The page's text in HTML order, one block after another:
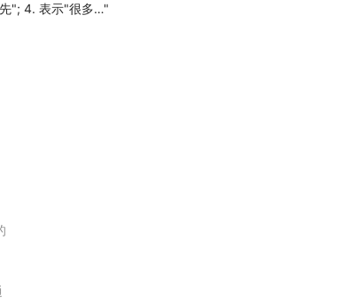
after the injury the peripheral nerves.
"; 4. 表示"很多…"